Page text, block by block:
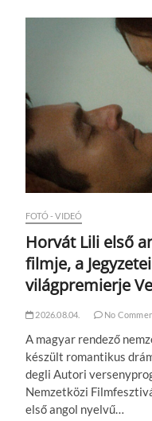
FOTÓ - VIDEÓ
Horvát Lili első
filmje, a
világpremierje
2026.08.04. No
A magyar rendező
készült romantikus
degli Autori
Nemzetközi
első angol nyelvű…